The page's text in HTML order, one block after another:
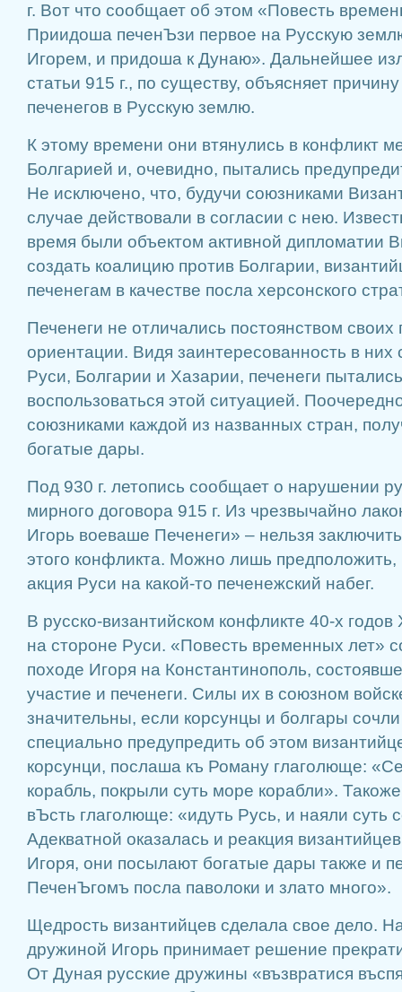
г. Вот что сообщает об этом «Повесть
Приидоша печенЪзи первое на Русскую
Игорем, и придоша к Дунаю». Дальнейшее
статьи 915 г., по существу, объясняет
печенегов в Русскую землю.
К этому времени они втянулись в конфликт
Болгарией и, очевидно, пытались
Не исключено, что, будучи союзниками
случае действовали в согласии с нею.
время были объектом активной дипломатии
создать коалицию против Болгарии,
печенегам в качестве посла херсонского
Печенеги не отличались постоянством своих
ориентации. Видя заинтересованность в
Руси, Болгарии и Хазарии, печенеги
воспользоваться этой ситуацией.
союзниками каждой из названных стран,
богатые дары.
Под 930 г. летопись сообщает о нарушении
мирного договора 915 г. Из чрезвычайно
Игорь воеваше Печенеги» – нельзя
этого конфликта. Можно лишь предположить,
акция Руси на какой-то печенежский набег.
В русско-византийском конфликте 40-х годов
на стороне Руси. «Повесть временных лет»
походе Игоря на Константинополь,
участие и печенеги. Силы их в союзном
значительны, если корсунцы и болгары
специально предупредить об этом
корсунци, послаша къ Роману глаголюще:
корабль, покрыли суть море корабли».
вЪсть глаголюще: «идуть Русь, и наяли суть
Адекватной оказалась и реакция
Игоря, они посылают богатые дары также и
ПеченЪгомъ посла паволоки и злато много».
Щедрость византийцев сделала свое дело.
дружиной Игорь принимает решение
От Дуная русские дружины «възвратися